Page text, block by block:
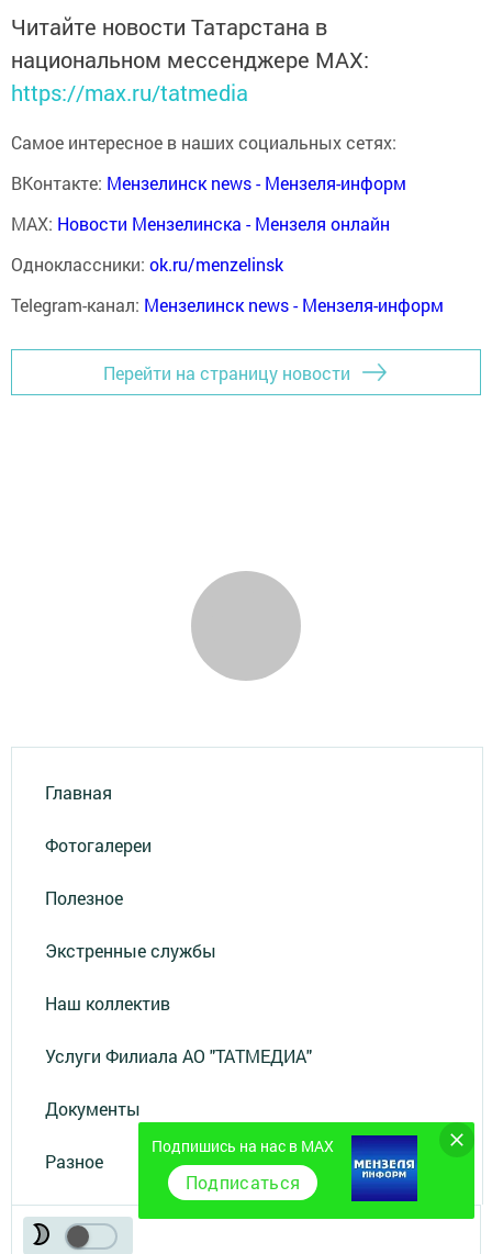
Читайте новости Татарстана в
национальном мессенджере MАХ:
https://max.ru/tatmedia
Самое интересное в наших социальных сетях:
ВКонтакте: Мензелинск news - Мензеля-информ
MAX: Новости Мензелинска - Мензеля онлайн
Одноклассники: ok.ru/menzelinsk
Telegram-канал: Мензелинск news - Мензеля-информ
Перейти на страницу новости
Главная
Фотогалереи
Полезное
Экстренные службы
Наш коллектив
Услуги Филиала АО "ТАТМЕДИА"
Документы
Разное
Подпишись на нас в MAX
Подписаться